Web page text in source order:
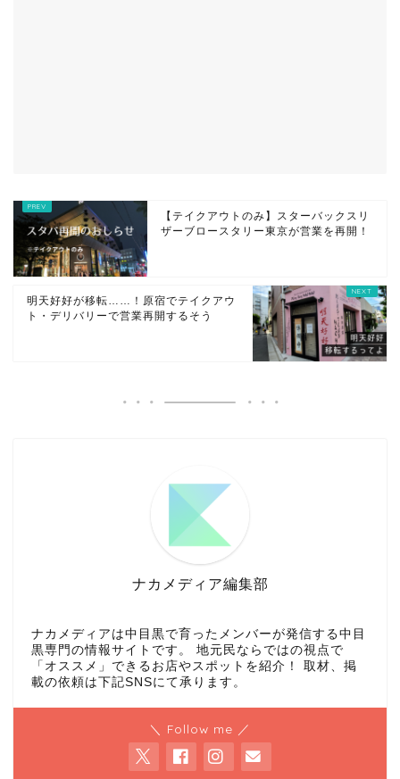
【テイクアウトのみ】スターバックスリ
ザーブロースタリー東京が営業を再開！
明天好好が移転……！原宿でテイクアウ
ト・デリバリーで営業再開するそう
ナカメディア編集部
ナカメディアは中目黒で育ったメンバーが発信する中目
黒専門の情報サイトです。 地元民ならではの視点で
「オススメ」できるお店やスポットを紹介！ 取材、掲
載の依頼は下記SNSにて承ります。
＼ Follow me ／